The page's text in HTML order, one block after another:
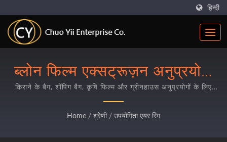
हिन्दी
ब्लोन फिल्म एक्सट्रूज़न अनुप्रयोगों
के लिए प्रीमियम यूटिलिटी एयर रिंग
किराने के बैग, शॉपिंग बैग, कृषि फिल्म और ग्रीनहाउस अनुप्रयोगों के लिए
व्यापक एयर रिंग समाधान, उन्नत एल्यूमिनियम कास्टिंग और सटीक मशीनिंग
विशेषज्ञता के साथ।
Home / श्रेणी / उपयोगिता एयर रिंग